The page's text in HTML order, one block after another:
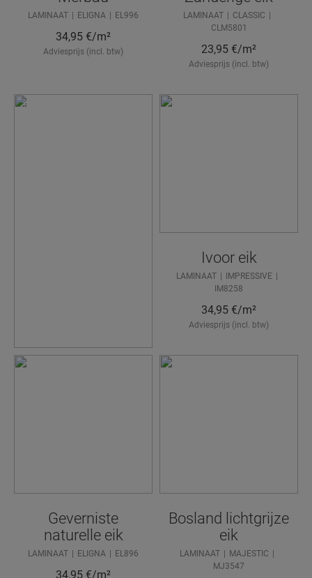
LAMINAAT ELIGNA EL996
34,95 €/m²
Adviesprijs (incl. btw)
LAMINAAT
CLASSIC
CLM5801
23,95 €/m²
Adviesprijs (incl. btw)
Ivoor eik
LAMINAAT
IMPRESSIVE
IM8258
34,95 €/m²
Adviesprijs (incl. btw)
Geverniste
naturelle eik
LAMINAAT ELIGNA EL896
34,95 €/m²
Bosland lichtgrijze
eik
LAMINAAT
MAJESTIC
MJ3547